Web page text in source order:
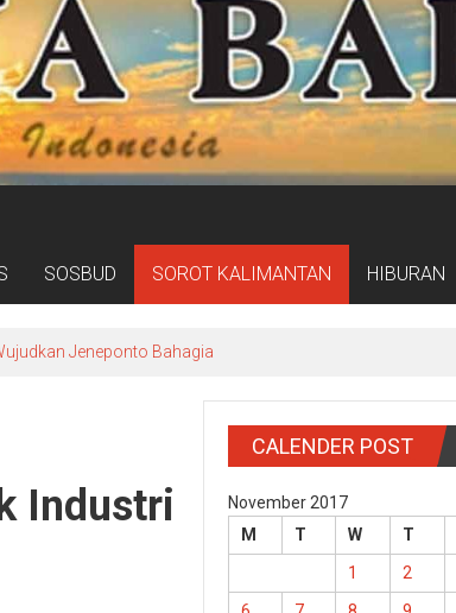
SOSBUD SOROT KALIMANTAN HIBURAN
Jeneponto Bahagia
Industri
CALENDER POST
November 2017
M
T W T
1
2